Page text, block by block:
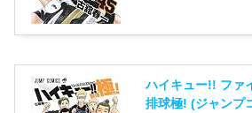
ハイキュー!! ファ
排球極! (ジャンプ